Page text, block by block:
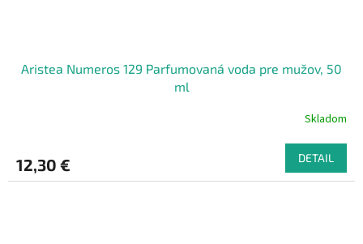
Aristea Numeros 129 Parfumovaná voda pre mužov, 50
ml
Skladom
12,30 € DETAIL